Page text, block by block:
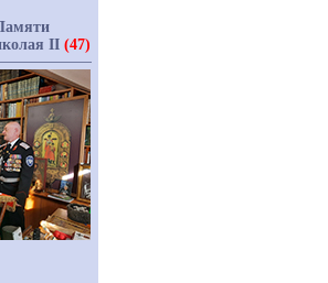
II (47)